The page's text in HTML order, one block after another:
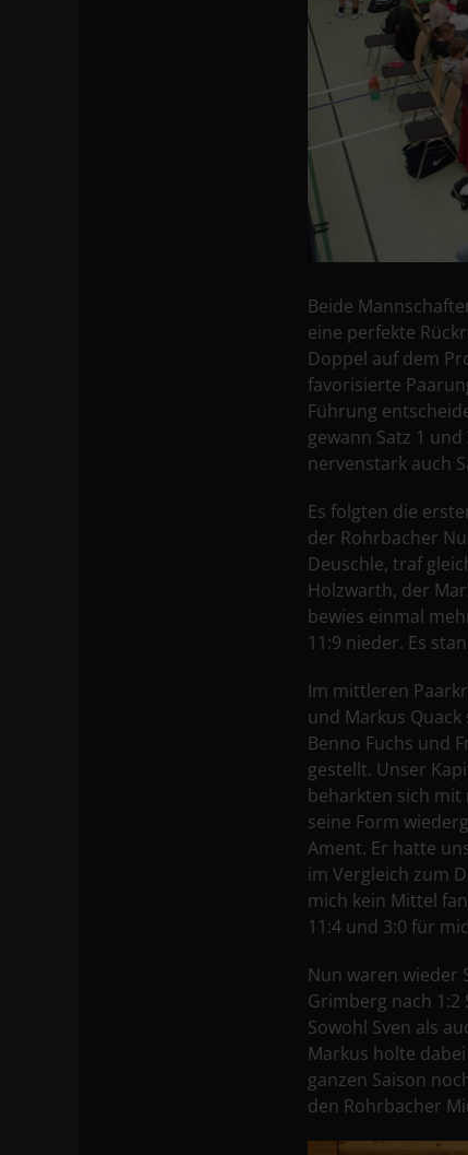
Beide
eine perfekte
Doppel auf dem
favorisierte
Führung
gewann Satz 1
nervenstark auch
Es folgten die
der Rohrbacher
Deuschle, traf
Holzwarth, der
bewies einmal
11:9 nieder. Es
Im mittleren
und Markus
Benno Fuchs und
gestellt. Unser
beharkten sich mit
seine Form
Ament. Er hatte
im Vergleich zum
mich kein Mittel
11:4 und 3:0 für
Nun waren wieder
Grimberg nach
Sowohl Sven als
Markus holte
ganzen Saison
den Rohrbacher